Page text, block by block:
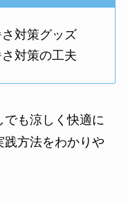
対策グッズ
対策の工夫
も涼しく快適に
方法をわかりや